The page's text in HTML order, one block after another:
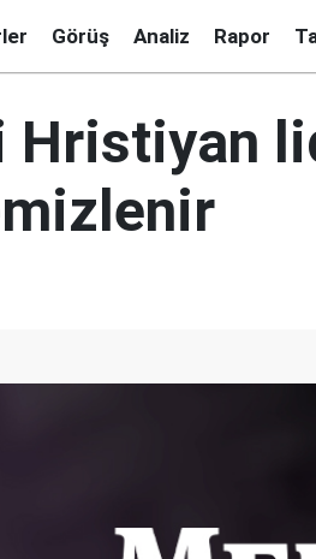
Görüş Analiz Rapor